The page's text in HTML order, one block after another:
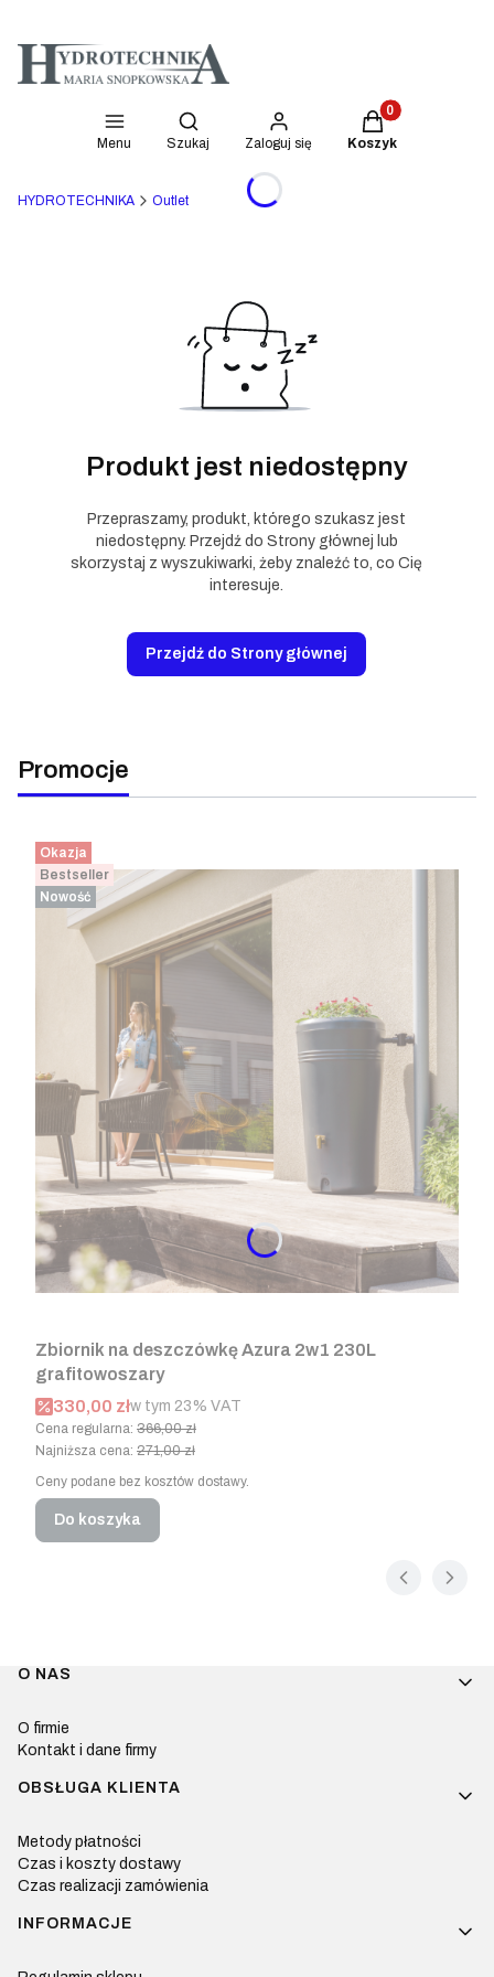
Menu
Otwórz wyszukiwarkę
Szukaj Zaloguj się
Produkty w
Koszyk
HYDROTECHNIKA Outlet
Produkt jest niedostępny
Przepraszamy, produkt, którego szukasz jest
niedostępny. Przejdź do Strony głównej lub
skorzystaj z wyszukiwarki, żeby znaleźć to, co Cię
interesuje.
Przejdź do Strony głównej
Promocje
Okazja
Bestseller
Nowość
Zbiornik na deszczówkę Azura 2w1 230L
grafitowoszary
Cena promocyjna brutto
330,00 złw tym %s VAT
w tym 23% VAT
Cena regularna: 366,00 zł
Najniższa cena: 271,00 zł
Ceny podane bez kosztów dostawy.
Do koszyka
Linki w stopce
O NAS
O firmie
Kontakt i dane firmy
OBSŁUGA KLIENTA
Metody płatności
Czas i koszty dostawy
Czas realizacji zamówienia
INFORMACJE